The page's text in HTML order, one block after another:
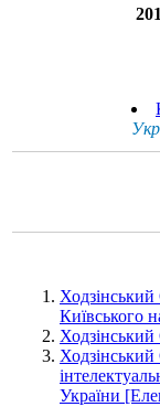
Київського
Ходзінський
України